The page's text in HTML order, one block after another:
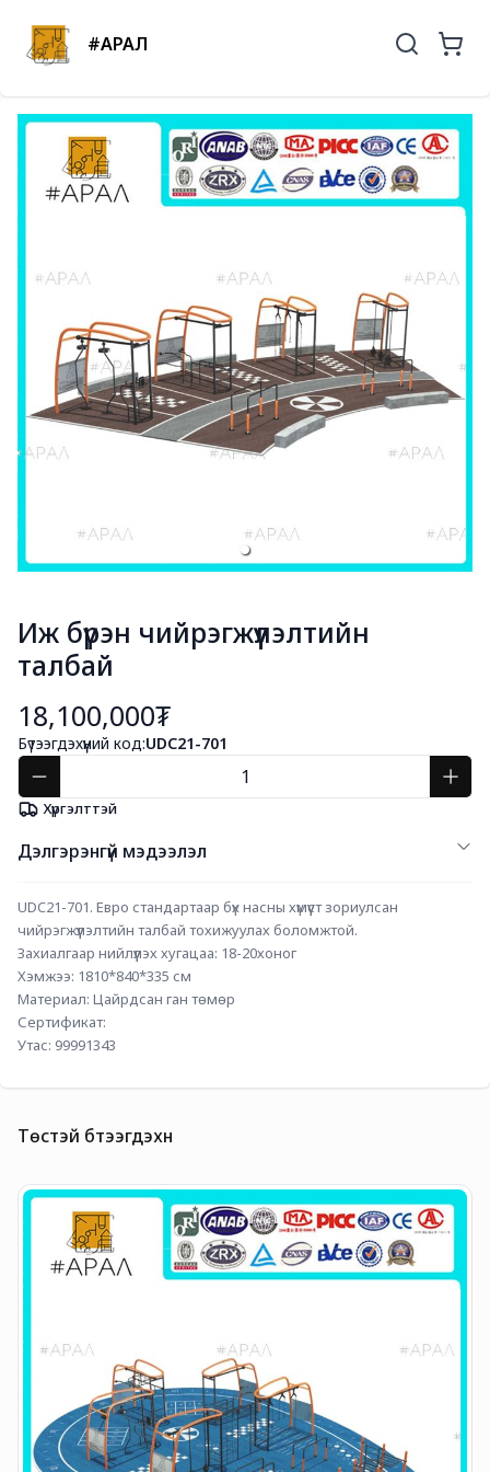
#АРАЛ
Иж бүрэн чийрэгжүүлэлтийн
талбай
18,100,000₮
Бүтээгдэхүүний код:UDC21-701
Хүргэлттэй
Дэлгэрэнгүй мэдээлэл
UDC21-701. Евро стандартаар бүх насны хүмүүст зориулсан
чийрэгжүүлэлтийн талбай тохижуулах боломжтой.
Захиалгаар нийлүүлэх хугацаа: 18-20хоног
Хэмжээ: 1810*840*335 см
Материал: Цайрдсан ган төмөр
Сертификат:
Утас: 99991343
Төстэй бүтээгдэхүүн